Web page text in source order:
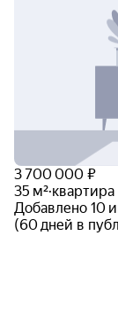
3 700 000 ₽
35 м²·
Добавлено 10
(60 дней в